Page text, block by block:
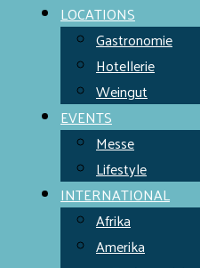
LOCATIONS
Gastronomie
Hotellerie
Weingut
EVENTS
Messe
Lifestyle
INTERNATIONAL
Afrika
Amerika